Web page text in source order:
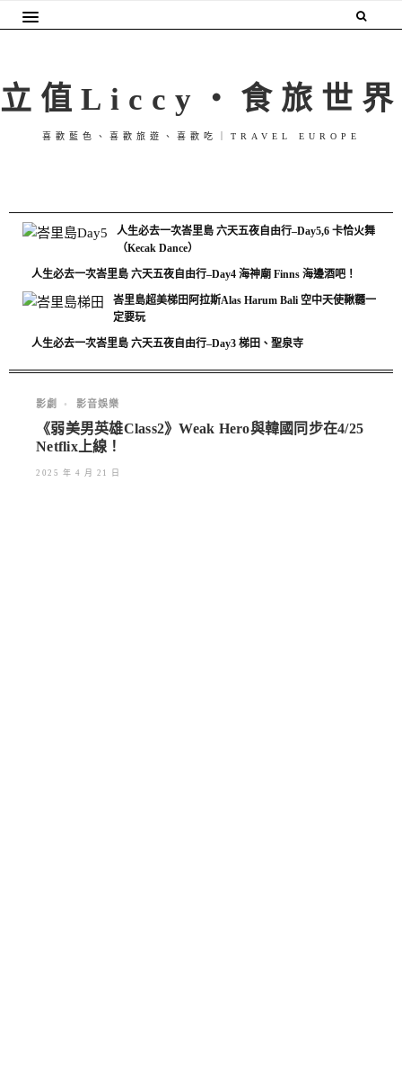
立值Liccy・食旅世界
喜歡藍色、喜歡旅遊、喜歡吃｜TRAVEL EUROPE
人生必去一次峇里島 六天五夜自由行–Day5,6 卡恰火舞
（Kecak Dance）
人生必去一次峇里島 六天五夜自由行–Day4 海神廟 Finns 海邊酒吧！
峇里島超美梯田阿拉斯Alas Harum Bali 空中天使鞦韆一
定要玩
人生必去一次峇里島 六天五夜自由行–Day3 梯田、聖泉寺
影劇 • 影音娛樂
《弱美男英雄Class2》Weak Hero與韓國同步在4/25
Netflix上線！
2025 年 4 月 21 日